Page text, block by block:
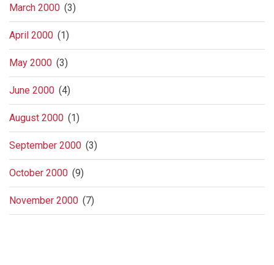
March 2000 (3)
April 2000 (1)
May 2000 (3)
June 2000 (4)
August 2000 (1)
September 2000 (3)
October 2000 (9)
November 2000 (7)